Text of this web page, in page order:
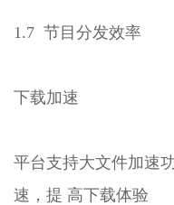
1.7 节目分发效率
下载加速
平台支持大文件加速
速，提 高下载体验